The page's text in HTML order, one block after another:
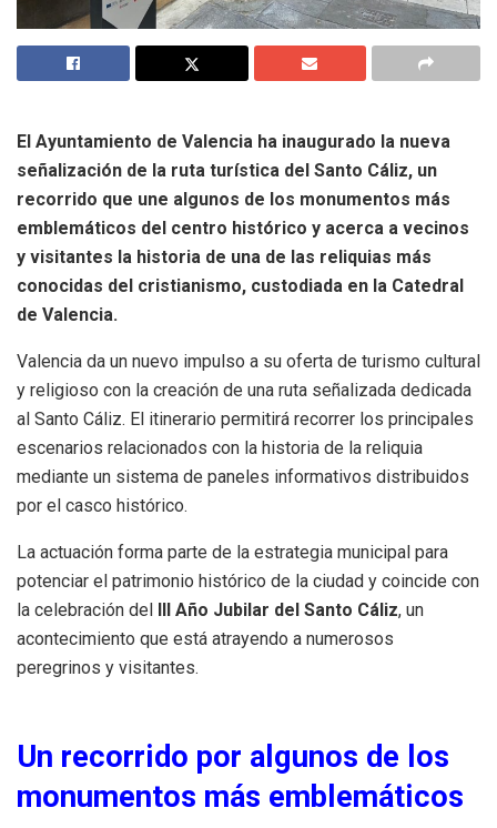
El Ayuntamiento de Valencia ha inaugurado la nueva
señalización de la ruta turística del Santo Cáliz, un
recorrido que une algunos de los monumentos más
emblemáticos del centro histórico y acerca a vecinos
y visitantes la historia de una de las reliquias más
conocidas del cristianismo, custodiada en la Catedral
de Valencia.
Valencia da un nuevo impulso a su oferta de turismo cultural
y religioso con la creación de una ruta señalizada dedicada
al Santo Cáliz. El itinerario permitirá recorrer los principales
escenarios relacionados con la historia de la reliquia
mediante un sistema de paneles informativos distribuidos
por el casco histórico.
La actuación forma parte de la estrategia municipal para
potenciar el patrimonio histórico de la ciudad y coincide con
la celebración del III Año Jubilar del Santo Cáliz, un
acontecimiento que está atrayendo a numerosos
peregrinos y visitantes.
Un recorrido por algunos de los
monumentos más emblemáticos